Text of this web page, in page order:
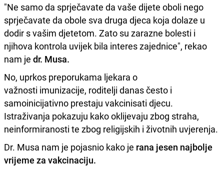
"Ne samo da sprječavate da vaše dijete oboli nego
sprječavate da obole sva druga djeca koja dolaze u
dodir s vašim djetetom. Zato su zarazne bolesti i
njihova kontrola uvijek bila interes zajednice", rekao
nam je dr. Musa.
No, uprkos preporukama ljekara o
važnosti imunizacije, roditelji danas često i
samoinicijativno prestaju vakcinisati djecu.
Istraživanja pokazuju kako oklijevaju zbog straha,
neinformiranosti te zbog religijskih i životnih uvjerenja.
Dr. Musa nam je pojasnio kako je rana jesen najbolje
vrijeme za vakcinaciju.